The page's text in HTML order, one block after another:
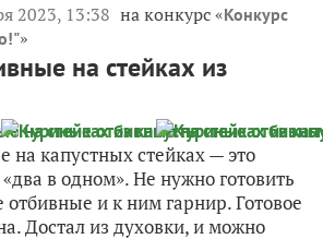
2023, 13:38 на конкурс «Конкурс
»
на стейках из
на капустных стейках — это
в одном». Не нужно готовить
и к ним гарнир. Готовое
Достал из духовки, и можно